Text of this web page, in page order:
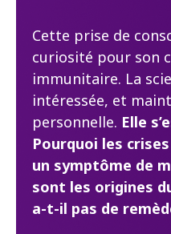
Cette prise de
curiosité pour son
immunitaire. La
intéressée, et
personnelle. Elle
Pourquoi les
un symptôme de
sont les origines
a-t-il pas de